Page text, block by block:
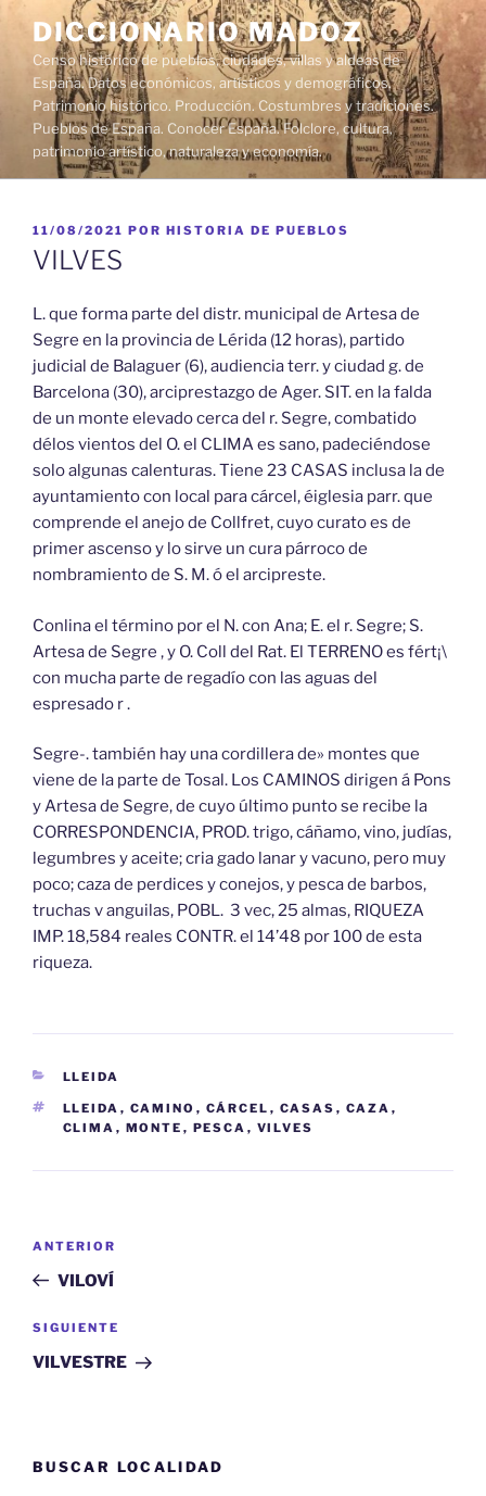
contenido
DICCIONARIO MADOZ
Censo histórico de pueblos, ciudades, villas y aldeas de
España. Datos económicos, artísticos y demográficos.
Patrimonio histórico. Producción. Costumbres y tradiciones.
Pueblos de España. Conocer España. Folclore, cultura,
patrimonio artístico, naturaleza y economía.
PUBLICADO
EL
11/08/2021 POR HISTORIA DE PUEBLOS
VILVES
L. que forma parte del distr. municipal de Artesa de
Segre en la provincia de Lérida (12 horas), partido
judicial de Balaguer (6), audiencia terr. y ciudad g. de
Barcelona (30), arciprestazgo de Ager. SIT. en la falda
de un monte elevado cerca del r. Segre, combatido
délos vientos del O. el CLIMA es sano, padeciéndose
solo algunas calenturas. Tiene 23 CASAS inclusa la de
ayuntamiento con local para cárcel, éiglesia parr. que
comprende el anejo de Collfret, cuyo curato es de
primer ascenso y lo sirve un cura párroco de
nombramiento de S. M. ó el arcipreste.
Conlina el término por el N. con Ana; E. el r. Segre; S.
Artesa de Segre , y O. Coll del Rat. El TERRENO es fért¡\
con mucha parte de regadío con las aguas del
espresado r .
Segre-. también hay una cordillera de» montes que
viene de la parte de Tosal. Los CAMINOS dirigen á Pons
y Artesa de Segre, de cuyo último punto se recibe la
CORRESPONDENCIA, PROD. trigo, cáñamo, vino, judías,
legumbres y aceite; cria gado lanar y vacuno, pero muy
poco; caza de perdices y conejos, y pesca de barbos,
truchas v anguilas, POBL. 3 vec, 25 almas, RIQUEZA
IMP. 18,584 reales CONTR. el 14’48 por 100 de esta
riqueza.
CATEGORÍAS
LLEIDA
ETIQUETAS
LLEIDA , CAMINO , CÁRCEL , CASAS , CAZA ,
CLIMA , MONTE , PESCA , VILVES
entradas
Entrada
anterior:
ANTERIOR
VILOVÍ
Siguiente
entrada
SIGUIENTE
VILVESTRE
BUSCAR LOCALIDAD